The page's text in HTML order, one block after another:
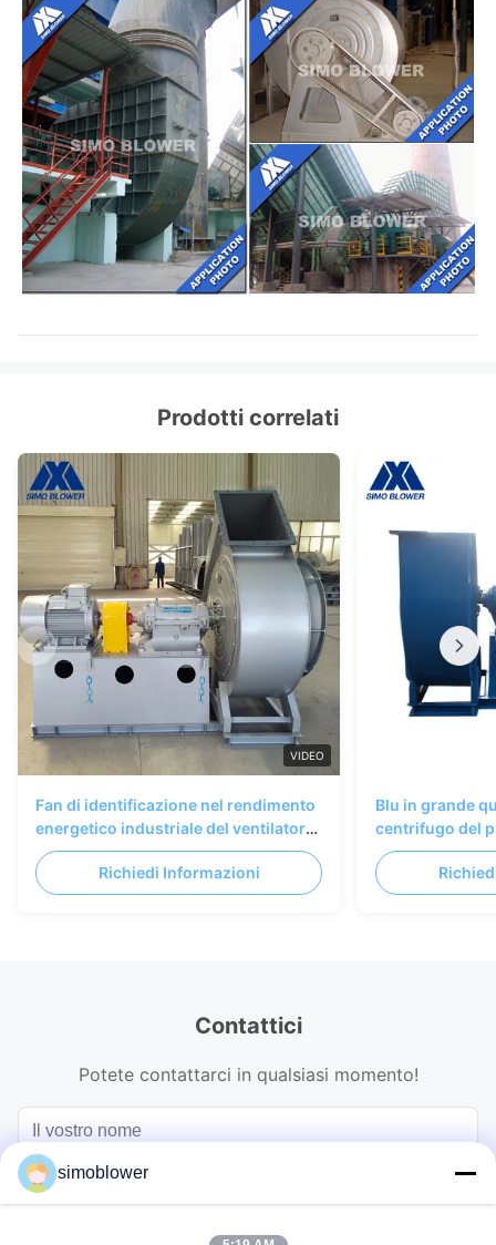
Prodotti correlati
VIDEO
Fan di identificazione nel rendimento
energetico industriale del ventilatore
centrifugo della centrale elettrica
termica
Richiedi Informazioni
Blu in grande
centrifugo del
Contattici
Potete contattarci in qualsiasi momento!
simoblower